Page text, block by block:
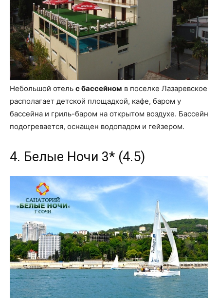
Небольшой отель с бассейном в поселке Лазаревское
располагает детской площадкой, кафе, баром у
бассейна и гриль-баром на открытом воздухе. Бассейн
подогревается, оснащен водопадом и гейзером.
4. Белые Ночи 3* (4.5)